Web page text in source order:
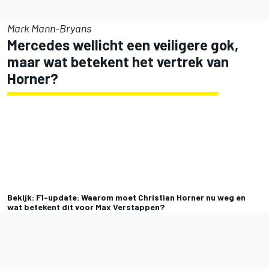
Mark Mann-Bryans
Mercedes wellicht een veiligere gok,
maar wat betekent het vertrek van
Horner?
Bekijk: F1-update: Waarom moet Christian Horner nu weg en
wat betekent dit voor Max Verstappen?